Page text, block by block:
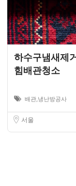
하수구냄새제
힘배관청소
배관,냉난방공사
서울